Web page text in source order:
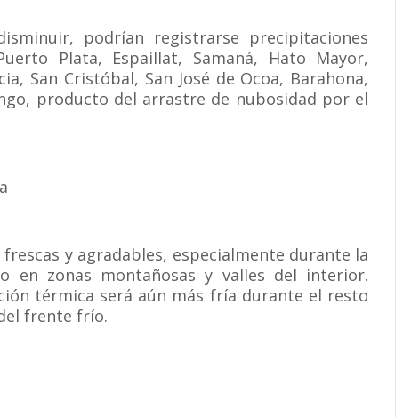
podrían registrarse precipitaciones
Plata, Espaillat, Samaná, Hato Mayor,
San Cristóbal, San José de Ocoa, Barahona,
producto del arrastre de nubosidad por el
y agradables, especialmente durante la
en zonas montañosas y valles del interior.
térmica será aún más fría durante el resto
frente frío.